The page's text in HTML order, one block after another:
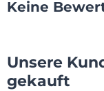
Keine
Unsere
gekauft